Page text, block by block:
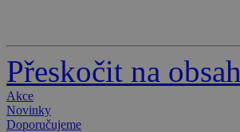
Přeskočit na obsah
Akce
Novinky
Doporučujeme